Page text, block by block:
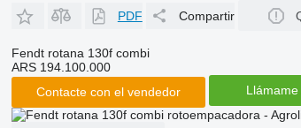
PDF Compartir
Fendt rotana 130f combi
ARS 194.100.000
Contacte con el vendedor
Llámame